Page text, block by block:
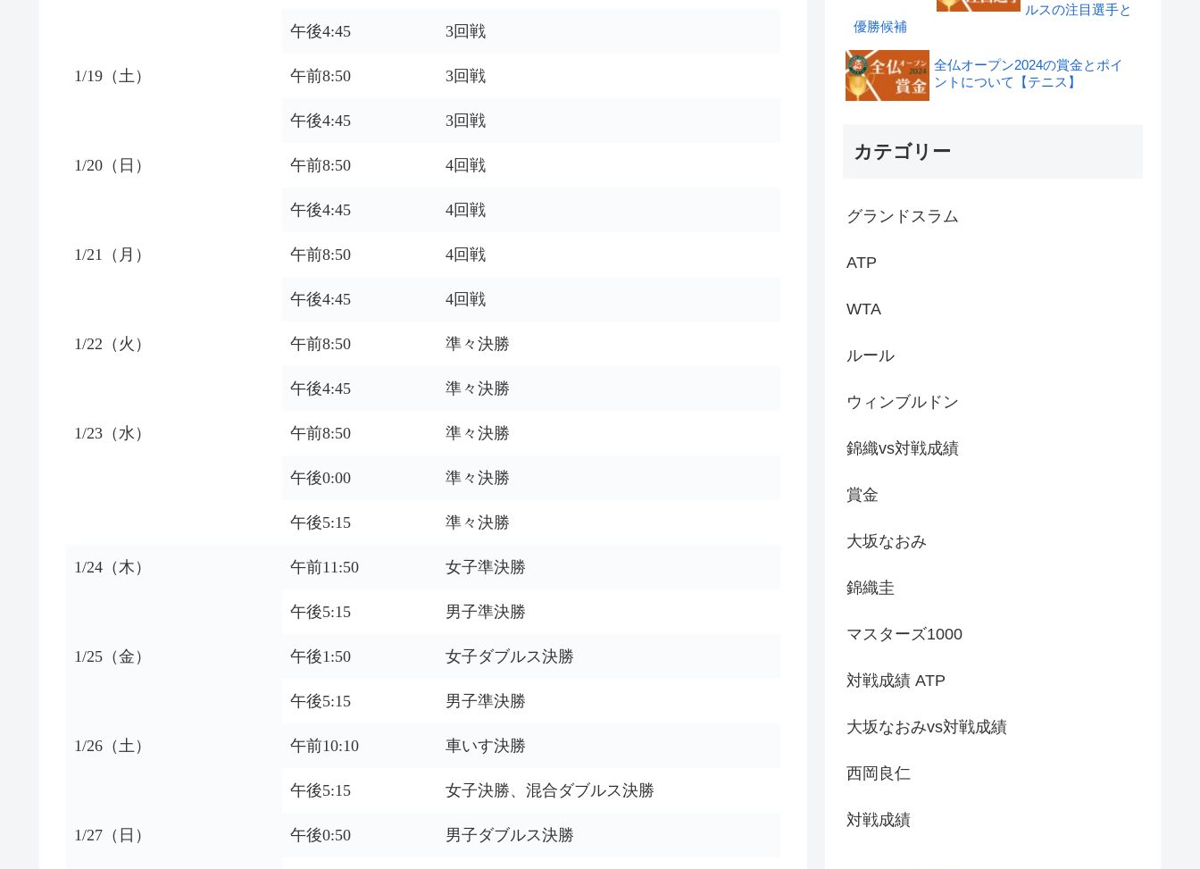
午後4:45 3回戦
1/19（土） 午前8:50 3回戦
午後4:45 3回戦
1/20（日） 午前8:50 4回戦
午後4:45 4回戦
1/21（月） 午前8:50 4回戦
午後4:45 4回戦
1/22（火） 午前8:50 準々決勝
午後4:45 準々決勝
1/23（水） 午前8:50 準々決勝
午後0:00 準々決勝
午後5:15 準々決勝
1/24（木） 午前11:50 女子準決勝
午後5:15 男子準決勝
1/25（金） 午後1:50 女子ダブルス決勝
午後5:15 男子準決勝
1/26（土） 午前10:10 車いす決勝
午後5:15 女子決勝、混合ダブルス決勝
1/27（日） 午後0:50 男子ダブルス決勝
ルスの注目選手と
優勝候補
全仏オープン2024の賞金とポイ
ントについて【テニス】
カテゴリー
グランドスラム
ATP
WTA
ルール
ウィンブルドン
錦織vs対戦成績
賞金
大坂なおみ
錦織圭
マスターズ1000
対戦成績 ATP
大坂なおみvs対戦成績
西岡良仁
対戦成績